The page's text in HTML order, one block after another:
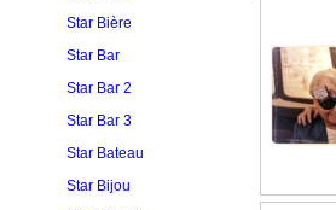
Star Bière
Star Bar
Star Bar 2
Star Bar 3
Star Bateau
Star Bijou